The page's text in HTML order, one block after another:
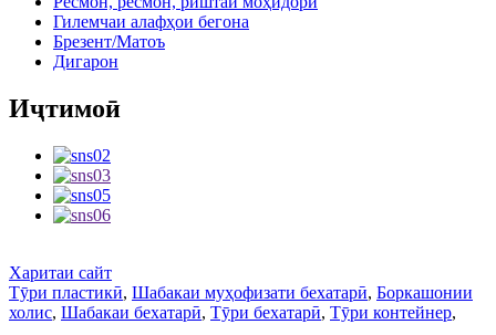
Гилемчаи алафҳои бегона
Брезент/Матоъ
Дигарон
Иҷтимоӣ
Харитаи сайт
Тӯри пластикӣ, Шабакаи муҳофизати бехатарӣ, Боркашонии
холис, Шабакаи бехатарӣ, Тӯри бехатарӣ, Тӯри контейнер,